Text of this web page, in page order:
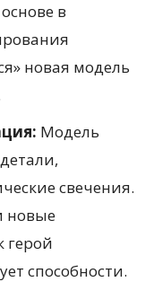
в
новая модель
Модель
свечения.
новые
способности.